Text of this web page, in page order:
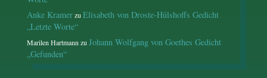
Anke KramerzuElisabeth von Droste-Hülshoffs Gedicht
„Letzte Worte“
Marilen HartmannzuJohann Wolfgang von Goethes Gedicht
„Gefunden“